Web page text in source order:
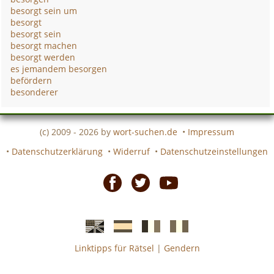
besorgt sein um
besorgt
besorgt sein
besorgt machen
besorgt werden
es jemandem besorgen
befördern
besonderer
(c) 2009 - 2026 by wort-suchen.de • Impressum
• Datenschutzerklärung • Widerruf • Datenschutzeinstellungen
EnglischeSpanischefranzösicheitalienische
Linktipps für Rätsel | Gendern